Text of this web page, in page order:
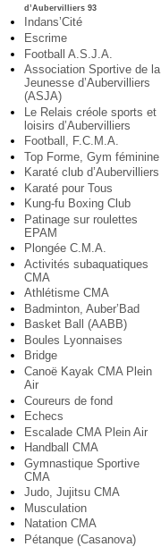
d’Aubervilliers 93
Indans’Cité
Escrime
Football A.S.J.A.
Association Sportive de la
Jeunesse d’Aubervilliers
(ASJA)
Le Relais créole sports et
loisirs d’Aubervilliers
Football, F.C.M.A.
Top Forme, Gym féminine
Karaté club d’Aubervilliers
Karaté pour Tous
Kung-fu Boxing Club
Patinage sur roulettes
EPAM
Plongée C.M.A.
Activités subaquatiques
CMA
Athlétisme CMA
Badminton, Auber’Bad
Basket Ball (AABB)
Boules Lyonnaises
Bridge
Canoë Kayak CMA Plein
Air
Coureurs de fond
Echecs
Escalade CMA Plein Air
Handball CMA
Gymnastique Sportive
CMA
Judo, Jujitsu CMA
Musculation
Natation CMA
Pétanque (Casanova)